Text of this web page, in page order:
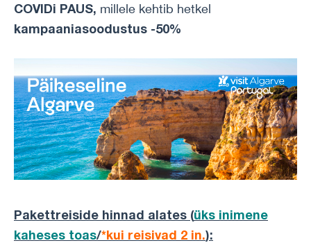
COVIDi PAUS, millele kehtib hetkel
kampaaniasoodustus -50%
Pakettreiside hinnad alates (üks inimene
kaheses toas/*kui reisivad 2 in.):